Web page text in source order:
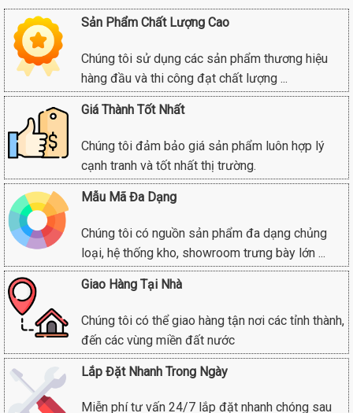
Sản Phẩm Chất Lượng Cao
Chúng tôi sử dụng các sản phẩm thương hiệu
hàng đầu và thi công đạt chất lượng ...
Giá Thành Tốt Nhất
Chúng tôi đảm bảo giá sản phẩm luôn hợp lý
cạnh tranh và tốt nhất thị trường.
Mẫu Mã Đa Dạng
Chúng tôi có nguồn sản phẩm đa dạng chủng
loại, hệ thống kho, showroom trưng bày lớn ...
Giao Hàng Tại Nhà
Chúng tôi có thể giao hàng tận nơi các tỉnh thành,
đến các vùng miền đất nước
Lắp Đặt Nhanh Trong Ngày
Miễn phí tư vấn 24/7 lắp đặt nhanh chóng sau